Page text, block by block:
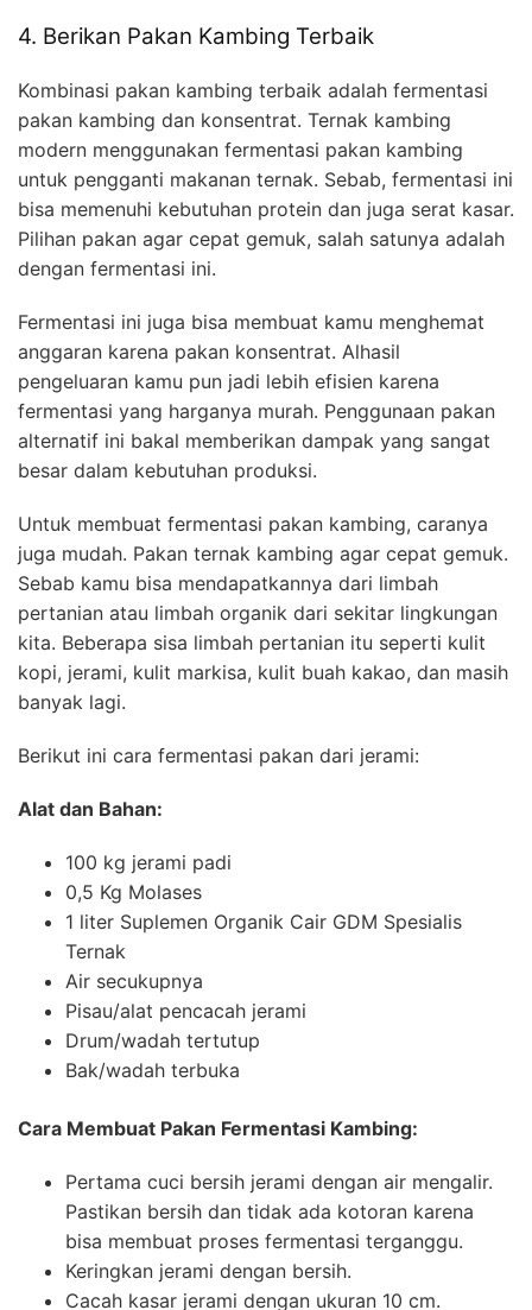
4. Berikan Pakan Kambing Terbaik
Kombinasi pakan kambing terbaik adalah fermentasi
pakan kambing dan konsentrat. Ternak kambing
modern menggunakan fermentasi pakan kambing
untuk pengganti makanan ternak. Sebab, fermentasi ini
bisa memenuhi kebutuhan protein dan juga serat kasar.
Pilihan pakan agar cepat gemuk, salah satunya adalah
dengan fermentasi ini.
Fermentasi ini juga bisa membuat kamu menghemat
anggaran karena pakan konsentrat. Alhasil
pengeluaran kamu pun jadi lebih efisien karena
fermentasi yang harganya murah. Penggunaan pakan
alternatif ini bakal memberikan dampak yang sangat
besar dalam kebutuhan produksi.
Untuk membuat fermentasi pakan kambing, caranya
juga mudah. Pakan ternak kambing agar cepat gemuk.
Sebab kamu bisa mendapatkannya dari limbah
pertanian atau limbah organik dari sekitar lingkungan
kita. Beberapa sisa limbah pertanian itu seperti kulit
kopi, jerami, kulit markisa, kulit buah kakao, dan masih
banyak lagi.
Berikut ini cara fermentasi pakan dari jerami:
Alat dan Bahan:
100 kg jerami padi
0,5 Kg Molases
1 liter Suplemen Organik Cair GDM Spesialis
Ternak
Air secukupnya
Pisau/alat pencacah jerami
Drum/wadah tertutup
Bak/wadah terbuka
Cara Membuat Pakan Fermentasi Kambing:
Pertama cuci bersih jerami dengan air mengalir.
Pastikan bersih dan tidak ada kotoran karena
bisa membuat proses fermentasi terganggu.
Keringkan jerami dengan bersih.
Cacah kasar jerami dengan ukuran 10 cm.